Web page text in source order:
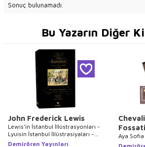
Sonuç bulunamadı.
Bu Yazarın Diğer
John Frederick Lewis
Lewis’in İstanbul İllüstrasyonları -
Lyuisin İstanbul İllüstrasiyaları -
Lewis`s Illustrations of
Demirören Yayınları
Fossati
Aya